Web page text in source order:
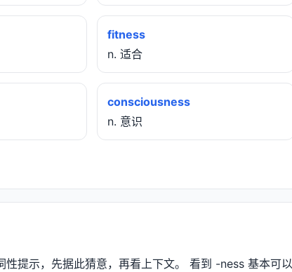
fitness
n. 适合
consciousness
n. 意识
提示，先据此猜意，再看上下文。 看到 -ness 基本可以